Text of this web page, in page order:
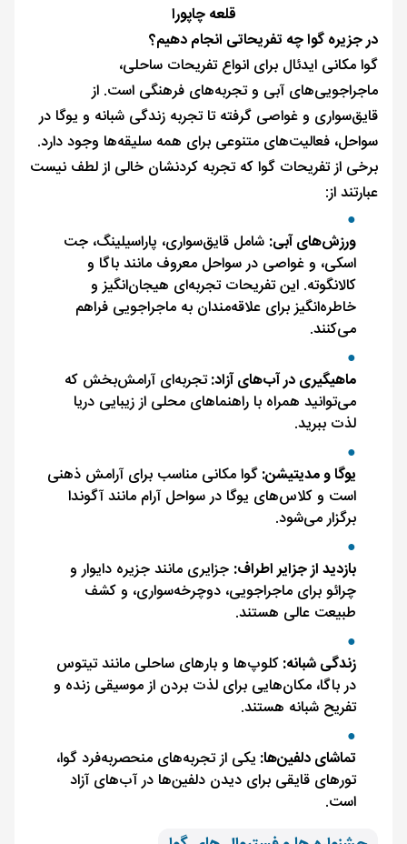
قلعه چاپورا
در جزیره گوا چه تفریحاتی انجام دهیم؟
گوا مکانی ایدئال برای انواع تفریحات ساحلی،
ماجراجویی‌های آبی و تجربه‌های فرهنگی است. از
قایق‌سواری و غواصی گرفته تا تجربه زندگی شبانه و یوگا در
سواحل، فعالیت‌های متنوعی برای همه سلیقه‌ها وجود دارد.
برخی از تفریحات گوا که تجربه کردنشان خالی از لطف نیست
عبارتند از:
ورزش‌های آبی: شامل قایق‌سواری، پاراسیلینگ، جت
اسکی، و غواصی در سواحل معروف مانند باگا و
کالانگوته. این تفریحات تجربه‌ای هیجان‌انگیز و
خاطره‌انگیز برای علاقه‌مندان به ماجراجویی فراهم
می‌کنند.
ماهیگیری در آب‌های آزاد:تجربه‌ای آرامش‌بخش که
می‌توانید همراه با راهنماهای محلی از زیبایی دریا
لذت ببرید.
یوگا و مدیتیشن:گوا مکانی مناسب برای آرامش ذهنی
است و کلاس‌های یوگا در سواحل آرام مانند آگوندا
برگزار می‌شود.
بازدید از جزایر اطراف: جزایری مانند جزیره دایوار و
چرائو برای ماجراجویی، دوچرخه‌سواری، و کشف
طبیعت عالی هستند.
زندگی شبانه:کلوپ‌ها و بارهای ساحلی مانند تیتوس
در باگا، مکان‌هایی برای لذت بردن از موسیقی زنده و
تفریح شبانه هستند.
تماشای دلفین‌ها: یکی از تجربه‌های منحصربه‌فرد گوا،
تورهای قایقی برای دیدن دلفین‌ها در آب‌های آزاد
است.